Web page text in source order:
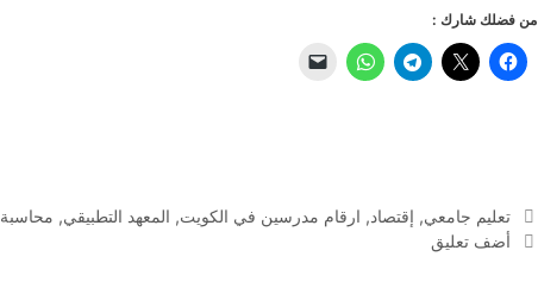
من فضلك شارك :
التصنيفات
تعليم جامعي, إقتصاد, ارقام مدرسين في الكويت, المعهد التطبيقي, محاسبة
أضف تعليق